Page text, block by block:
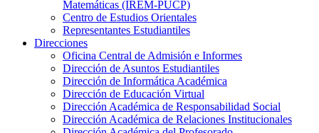
Matemáticas (IREM-PUCP)
Centro de Estudios Orientales
Representantes Estudiantiles
Direcciones
Oficina Central de Admisión e Informes
Dirección de Asuntos Estudiantiles
Dirección de Informática Académica
Dirección de Educación Virtual
Dirección Académica de Responsabilidad Social
Dirección Académica de Relaciones Institucionales